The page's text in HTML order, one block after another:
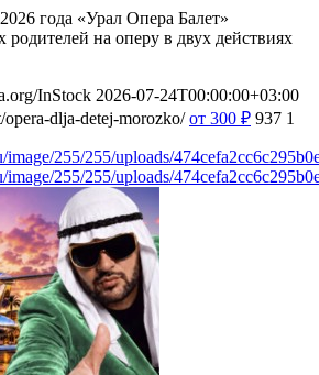
года «Урал Опера Балет»
родителей на оперу в двух действиях
InStock 2026-07-24T00:00:00+03:00
dlja-detej-morozko/ от 300 ₽ 937 1
image/255/255/uploads/
image/255/255/uploads/